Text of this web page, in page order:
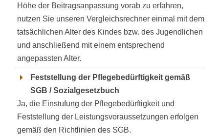
Höhe der Beitragsanpassung vorab zu erfahren,
nutzen Sie unseren Vergleichsrechner einmal mit dem
tatsächlichen Alter des Kindes bzw. des Jugendlichen
und anschließend mit einem entsprechend
angepassten Alter.
Feststellung der Pflegebedürftigkeit gemäß
SGB / Sozialgesetzbuch
Ja, die Einstufung der Pflegebedürftigkeit und
Feststellung der Leistungsvoraussetzungen erfolgen
gemäß den Richtlinien des SGB.